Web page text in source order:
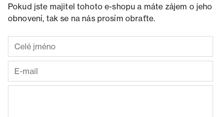
Pokud jste majitel tohoto e-shopu a máte zájem o jeho
obnovení, tak se na nás prosím obraťte.